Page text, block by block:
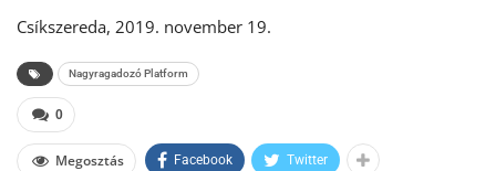
Csíkszereda, 2019. november 19.
Nagyragadozó Platform
0
Megosztás Facebook Twitter